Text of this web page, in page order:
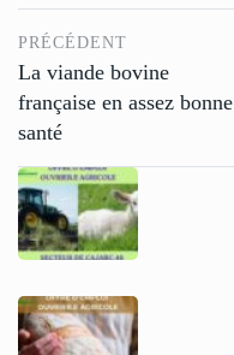
PRÉCÉDENT
La viande bovine
française en assez bonne
santé